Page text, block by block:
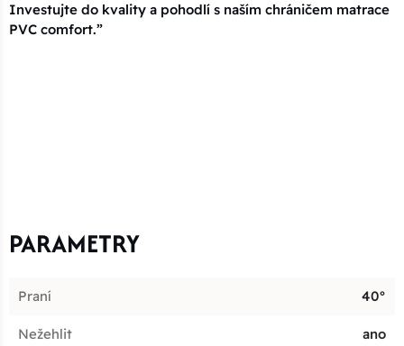
Investujte do kvality a pohodlí s naším chráničem matrace
PVC comfort.”
PARAMETRY
Praní 40°
Nežehlit ano